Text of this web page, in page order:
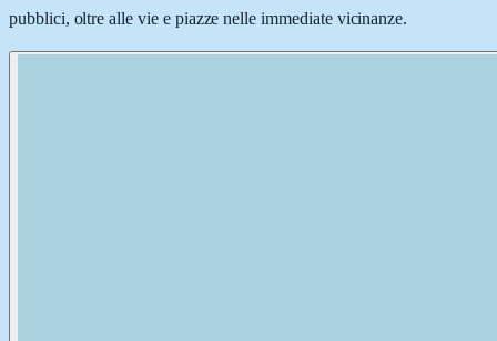
pubblici, oltre alle vie e piazze nelle immediate vicinanze.